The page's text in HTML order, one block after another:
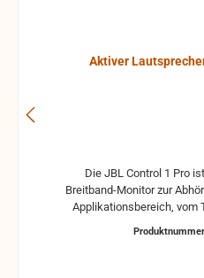
Aktiver
Breitband-Monitor zur
Applikationsbereich, vom